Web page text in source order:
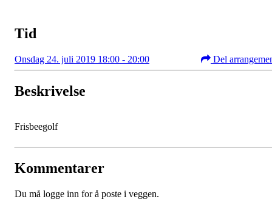
Tid
Onsdag 24. juli 2019 18:00 - 20:00 Del
Beskrivelse
Frisbeegolf
Kommentarer
Du må logge inn for å poste i veggen.